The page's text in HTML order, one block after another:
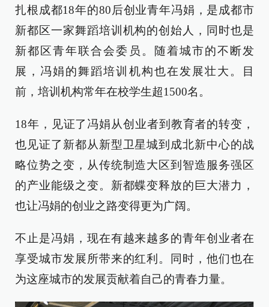
扎根成都18年的80后创业青年冯娟，是成都市
新都区一家舞蹈培训机构的创始人，同时也是
新都区青年联合会委员。随着城市的不断发
展，冯娟的舞蹈培训机构也在发展壮大。目
前，培训机构常年在校学生超1500名。
18年，见证了冯娟从创业者到教育者的转变，
也见证了新都从新型卫星城到成北新中心的战
略位势之变，从传统制造大区到智造服务强区
的产业能级之变。新都蝶变释放的巨大潜力，
也让冯娟的创业之路变得更为广阔。
不止是冯娟，现在有越来越多的青年创业者在
享受城市发展所带来的红利。同时，他们也在
为这座城市的发展贡献着自己的青春力量。